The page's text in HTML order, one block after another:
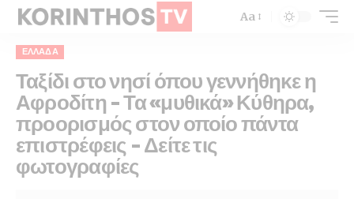
Aa
ΕΛΛΆΔΑ
Ταξίδι στο νησί όπου γεννήθηκε η
Αφροδίτη – Τα «μυθικά» Κύθηρα,
προορισμός στον οποίο πάντα
επιστρέφεις – Δείτε τις
φωτογραφίες